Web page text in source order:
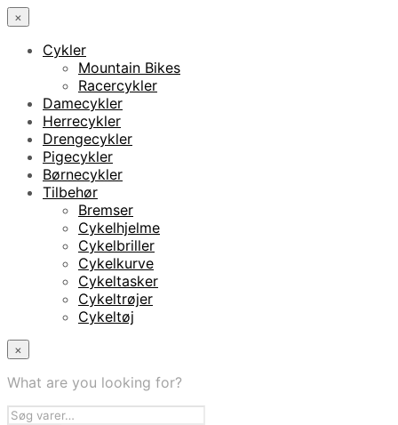
×
Cykler
Mountain Bikes
Racercykler
Damecykler
Herrecykler
Drengecykler
Pigecykler
Børnecykler
Tilbehør
Bremser
Cykelhjelme
Cykelbriller
Cykelkurve
Cykeltasker
Cykeltrøjer
Cykeltøj
×
What are you looking for?